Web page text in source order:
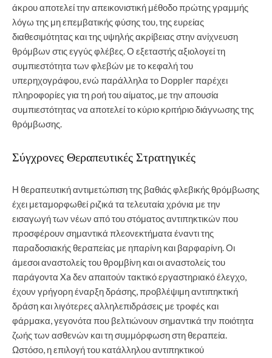
άκρου αποτελεί την απεικονιστική μέθοδο πρώτης γραμμής
λόγω της μη επεμβατικής φύσης του, της ευρείας
διαθεσιμότητας και της υψηλής ακρίβειας στην ανίχνευση
θρόμβων στις εγγύς φλέβες. Ο εξεταστής αξιολογεί τη
συμπιεστότητα των φλεβών με το κεφαλή του
υπερηχογράφου, ενώ παράλληλα το Doppler παρέχει
πληροφορίες για τη ροή του αίματος, με την απουσία
συμπιεστότητας να αποτελεί το κύριο κριτήριο διάγνωσης της
θρόμβωσης.
Σύγχρονες Θεραπευτικές Στρατηγικές
Η θεραπευτική αντιμετώπιση της βαθιάς φλεβικής θρόμβωσης
έχει μεταμορφωθεί ριζικά τα τελευταία χρόνια με την
εισαγωγή των νέων από του στόματος αντιπηκτικών που
προσφέρουν σημαντικά πλεονεκτήματα έναντι της
παραδοσιακής θεραπείας με ηπαρίνη και βαρφαρίνη. Οι
άμεσοι αναστολείς του θρομβίνη και οι αναστολείς του
παράγοντα Xa δεν απαιτούν τακτικό εργαστηριακό έλεγχο,
έχουν γρήγορη έναρξη δράσης, προβλέψιμη αντιπηκτική
δράση και λιγότερες αλληλεπιδράσεις με τροφές και
φάρμακα, γεγονότα που βελτιώνουν σημαντικά την ποιότητα
ζωής των ασθενών και τη συμμόρφωση στη θεραπεία.
Ωστόσο, η επιλογή του κατάλληλου αντιπηκτικού